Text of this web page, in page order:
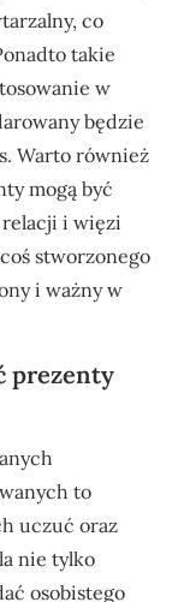
co
takie
w
będzie
Warto również
mogą być
relacji i więzi
stworzonego
i ważny w
prezenty
to
uczuć oraz
nie tylko
osobistego